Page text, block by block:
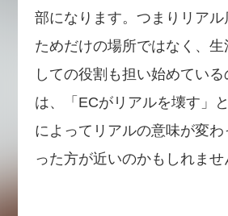
部になります。つまりリア
ためだけの場所ではなく、生
しての役割も担い始めてい
は、「ECがリアルを壊す」
によってリアルの意味が変わ
った方が近いのかもしれませ